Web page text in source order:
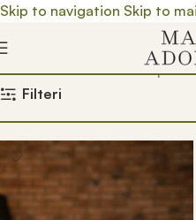
Skip to navigation Skip to
Почетна/ Prodavnica/
Filteri